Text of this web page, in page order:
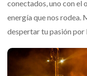
conectados, uno con el
energía que nos rodea.
despertar tu pasión por